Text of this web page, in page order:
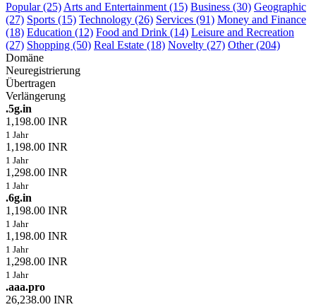
Popular (25) Arts and Entertainment (15) Business (30) Geographic
(27) Sports (15) Technology (26) Services (91) Money and Finance
(18) Education (12) Food and Drink (14) Leisure and Recreation
(27) Shopping (50) Real Estate (18) Novelty (27) Other (204)
Domäne
Neuregistrierung
Übertragen
Verlängerung
.5g.in
1,198.00 INR
1 Jahr
1,198.00 INR
1 Jahr
1,298.00 INR
1 Jahr
.6g.in
1,198.00 INR
1 Jahr
1,198.00 INR
1 Jahr
1,298.00 INR
1 Jahr
.aaa.pro
26,238.00 INR